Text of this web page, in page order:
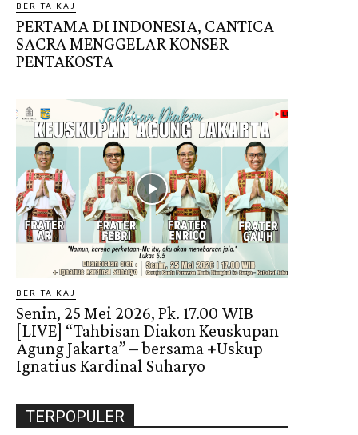
BERITA KAJ
PERTAMA DI INDONESIA, CANTICA
SACRA MENGGELAR KONSER
PENTAKOSTA
BERITA KAJ
Senin, 25 Mei 2026, Pk. 17.00 WIB
[LIVE] “Tahbisan Diakon Keuskupan
Agung Jakarta” – bersama +Uskup
Ignatius Kardinal Suharyo
TERPOPULER